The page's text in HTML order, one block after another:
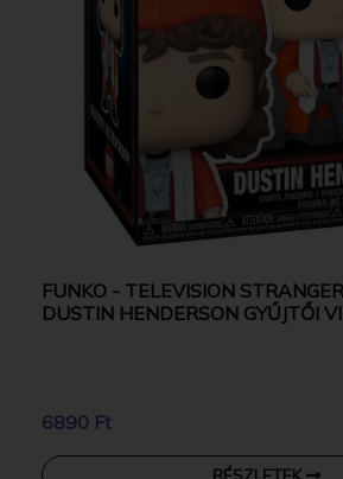
FUNKO - TELEVISION
DUSTIN HENDERSON GYŰJTŐI
6890 Ft